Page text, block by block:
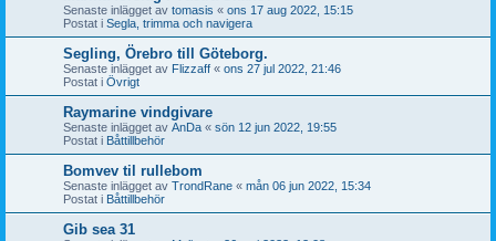
Senaste inlägget av tomasis « ons 17 aug 2022, 15:15
Postat i Segla, trimma och navigera
Segling, Örebro till Göteborg.
Senaste inlägget av Flizzaff « ons 27 jul 2022, 21:46
Postat i Övrigt
Raymarine vindgivare
Senaste inlägget av AnDa « sön 12 jun 2022, 19:55
Postat i Båttillbehör
Bomvev til rullebom
Senaste inlägget av TrondRane « mån 06 jun 2022, 15:34
Postat i Båttillbehör
Gib sea 31